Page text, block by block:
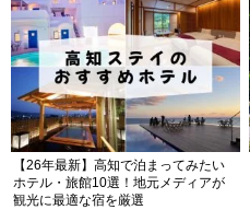
【26年最新】高知で泊まってみたい
ホテル・旅館10選！地元メディアが
観光に最適な宿を厳選